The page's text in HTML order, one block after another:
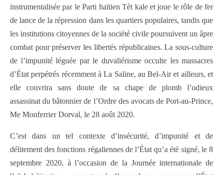
instrumentalisée par le Parti haïtien Tèt kale et joue le rôle de fer
de lance de la répression dans les quartiers populaires, tandis que
les institutions citoyennes de la société civile poursuivent un âpre
combat pour préserver les libertés républicaines. La sous-culture
de l’impunité léguée par le duvaliérisme occulte les massacres
d’État perpétrés récemment à La Saline, au Bel-Air et ailleurs, et
elle couvrira sans doute de sa chape de plomb l’odieux
assassinat du bâtonnier de l’Ordre des avocats de Port-au-Prince,
Me Monferrier Dorval, le 28 août 2020.
C’est dans un tel contexte d’insécurité, d’impunité et de
délitement des fonctions régaliennes de l’État qu’a été signé, le 8
septembre 2020, à l’occasion de la Journée internationale de